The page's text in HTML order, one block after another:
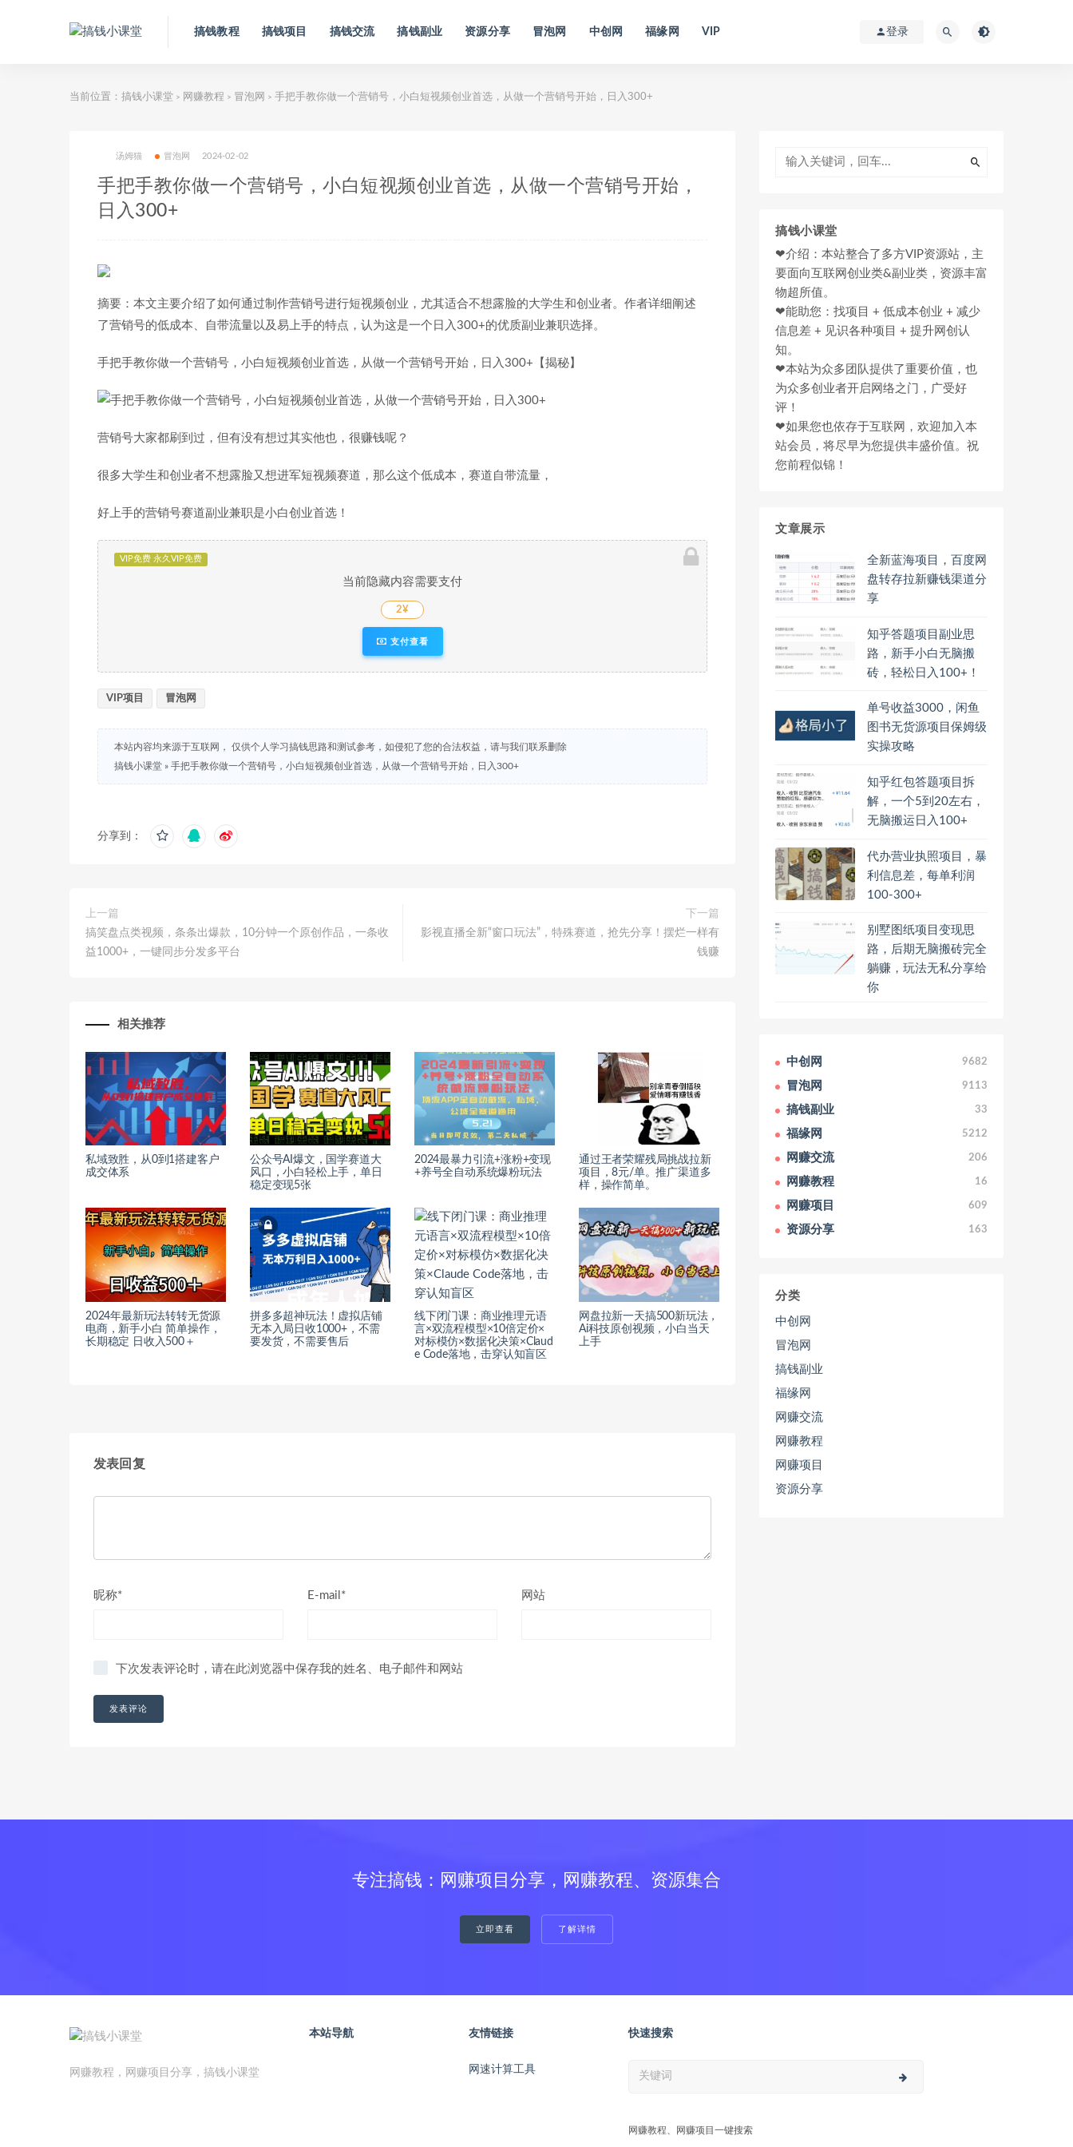
搞钱教程 搞钱项目 搞钱交流 搞钱副业 资源分享 冒泡网 中创网 福缘网 VIP 登录
当前位置： 搞钱小课堂 > 网赚教程 > 冒泡网 > 手把手教你做一个营销号，小白短视频创业首选，从做一个营销号开始，日入300+
汤姆猫 冒泡网 2024-02-02
手把手教你做一个营销号，小白短视频创业首选，从做一个营销号开始，
日入300+
摘要：本文主要介绍了如何通过制作营销号进行短视频创业，尤其适合不想露脸的大学生和创业者。作者详细阐述
了营销号的低成本、自带流量以及易上手的特点，认为这是一个日入300+的优质副业兼职选择。
手把手教你做一个营销号，小白短视频创业首选，从做一个营销号开始，日入300+【揭秘】
营销号大家都刷到过，但有没有想过其实他也，很赚钱呢？
很多大学生和创业者不想露脸又想进军短视频赛道，那么这个低成本，赛道自带流量，
好上手的营销号赛道副业兼职是小白创业首选！
VIP免费 永久VIP免费
当前隐藏内容需要支付
2¥
支付查看
VIP项目 冒泡网
本站内容均来源于互联网， 仅供个人学习搞钱思路和测试参考，如侵犯了您的合法权益，请与我们联系删除
搞钱小课堂 » 手把手教你做一个营销号，小白短视频创业首选，从做一个营销号开始，日入300+
分享到：
上一篇
搞笑盘点类视频，条条出爆款，10分钟一个原创作品，一条收
益1000+，一键同步分发多平台
下一篇
影视直播全新“窗口玩法”，特殊赛道，抢先分享！摆烂一样有
钱赚
相关推荐
私域致胜，从0到1搭建客户
成交体系
公众号AI爆文，国学赛道大
风口，小白轻松上手，单日
稳定变现5张
2024最暴力引流+涨粉+变现
+养号全自动系统爆粉玩法
通过王者荣耀残局挑战拉新
项目，8元/单。推广渠道多
样，操作简单。
2024年最新玩法转转无货源
电商，新手小白 简单操作，
长期稳定 日收入500＋
拼多多超神玩法！虚拟店铺
无本入局日收1000+，不需
要发货，不需要售后
线下闭门课：商业推理元语
言×双流程模型×10倍定价×
对标模仿×数据化决策×Claud
e Code落地，击穿认知盲区
网盘拉新一天搞500新玩法，
Ai科技原创视频，小白当天
上手
发表回复
昵称* E-mail* 网站
下次发表评论时，请在此浏览器中保存我的姓名、电子邮件和网站
搞钱小课堂
❤介绍：本站整合了多方VIP资源站，主
要面向互联网创业类&副业类，资源丰富
物超所值。
❤能助您：找项目 + 低成本创业 + 减少
信息差 + 见识各种项目 + 提升网创认
知。
❤本站为众多团队提供了重要价值，也
为众多创业者开启网络之门，广受好
评！
❤如果您也依存于互联网，欢迎加入本
站会员，将尽早为您提供丰盛价值。祝
您前程似锦！
文章展示
全新蓝海项目，百度网
盘转存拉新赚钱渠道分
享
知乎答题项目副业思
路，新手小白无脑搬
砖，轻松日入100+！
单号收益3000，闲鱼
图书无货源项目保姆级
实操攻略
知乎红包答题项目拆
解，一个5到20左右，
无脑搬运日入100+
代办营业执照项目，暴
利信息差，每单利润
100-300+
别墅图纸项目变现思
路，后期无脑搬砖完全
躺赚，玩法无私分享给
你
中创网 9682
冒泡网 9113
搞钱副业 33
福缘网 5212
网赚交流 206
网赚教程 16
网赚项目 609
资源分享 163
分类
中创网
冒泡网
搞钱副业
福缘网
网赚交流
网赚教程
网赚项目
资源分享
专注搞钱：网赚项目分享，网赚教程、资源集合
立即查看 了解详情
网赚教程，网赚项目分享，搞钱小课堂
本站导航 友情链接
网速计算工具
快速搜索
网赚教程、网赚项目一键搜索